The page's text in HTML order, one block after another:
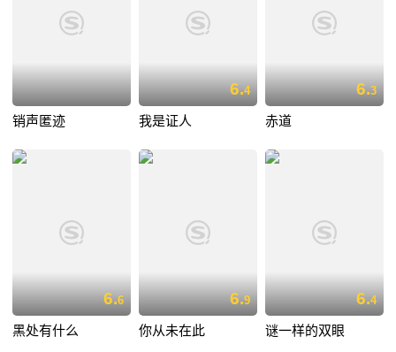
销声匿迹
6.4
我是证人
6.3
赤道
6.6
黑处有什么
6.9
你从未在此
6.4
谜一样的双眼